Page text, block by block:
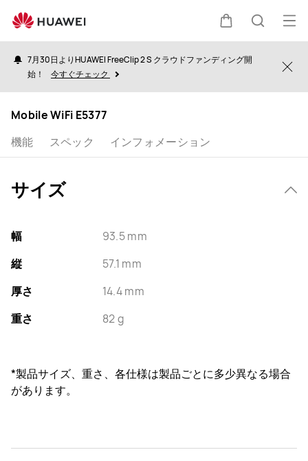
カ
検
オ
プ
ン
ュ
7月30日よりHUAWEI FreeClip 2 S クラウドファンディング開
始！
今すぐチェック
Mobile WiFi E5377
機能
スペック インフォメーション
サイズ
幅
93.5 mm
縦
57.1 mm
厚さ
14.4 mm
重さ
82 g
*製品サイズ、重さ、各仕様は製品ごとに多少異なる場合
があります。